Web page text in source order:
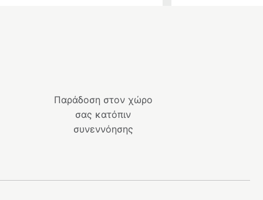
Παράδοση στον χώρο
σας κατόπιν
συνεννόησης